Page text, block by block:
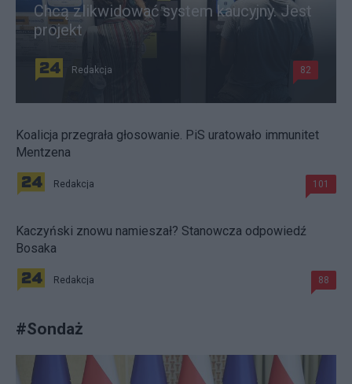
Chcą zlikwidować system kaucyjny. Jest
projekt
Redakcja 82
Koalicja przegrała głosowanie. PiS uratowało immunitet
Mentzena
Redakcja 101
Kaczyński znowu namieszał? Stanowcza odpowiedź
Bosaka
Redakcja 88
#Sondaż